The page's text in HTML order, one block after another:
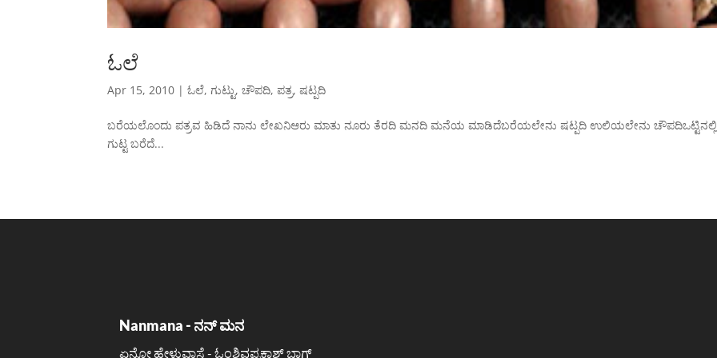
ಓಲೆ
Apr 15, 2010 |ಓಲೆ,ಗುಟ್ಟು,ಚೌಪದಿ,ಪತ್ರ,ಷಟ್ಪದಿ
ಬರೆಯಲೊಂದು ಪತ್ರವ ಹಿಡಿದೆ ನಾನು ಲೇಖನಿಆರು ಮಾತು ನೂರು ತೆರದಿ ಮನದಿ ಮನೆಯ ಮಾಡಿದೆಬರೆಯಲೇನು ಷಟ್ಪದಿ ಉಲಿಯಲೇನು ಚೌಪದಿಒಟ್ಟಿನಲ್ಲಿ
ಗುಟ್ಟ ಬರೆದೆ...
Nanmana - ನನ್ ಮನ
ಏನೋ ಹೇಳುವಾಸೆ - ಓಂಶಿವಪ್ರಕಾಶ್ ಬ್ಲಾಗ್